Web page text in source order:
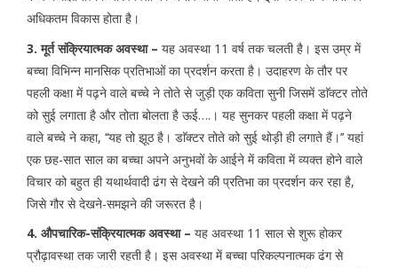
अधिकतम विकास होता है।
3. मूर्त संक्रियात्मक अवस्था – यह अवस्था 11 वर्ष तक चलती है। इस उम्र में
बच्चा विभिन्न मानसिक प्रतिभाओं का प्रदर्शन करता है। उदाहरण के तौर पर
पहली कक्षा में पढ़ने वाले बच्चे ने तोते से जुड़ी एक कविता सुनी जिसमें डाॅक्टर तोते
को सुई लगाता है और तोता बोलता है ऊई….। यह सुनकर पहली कक्षा में पढ़ने
वाले बच्चे ने कहा, ‘‘यह तो झूठ है। डाॅक्टर तोते को सुई थोड़ी ही लगाते हैं।’’ यहां
एक छह-सात साल का बच्चा अपने अनुभवों के आईने में कविता में व्यक्त होने वाले
विचार को बहुत ही यथार्थवादी ढंग से देखने की प्रतिभा का प्रदर्शन कर रहा है,
जिसे गौर से देखने-समझने की जरूरत है।
4. औपचारिक-संक्रियात्मक अवस्था – यह अवस्था 11 साल से शुरू होकर
प्रौढ़ावस्था तक जारी रहती है। इस अवस्था में बच्चा परिकल्पनात्मक ढंग से